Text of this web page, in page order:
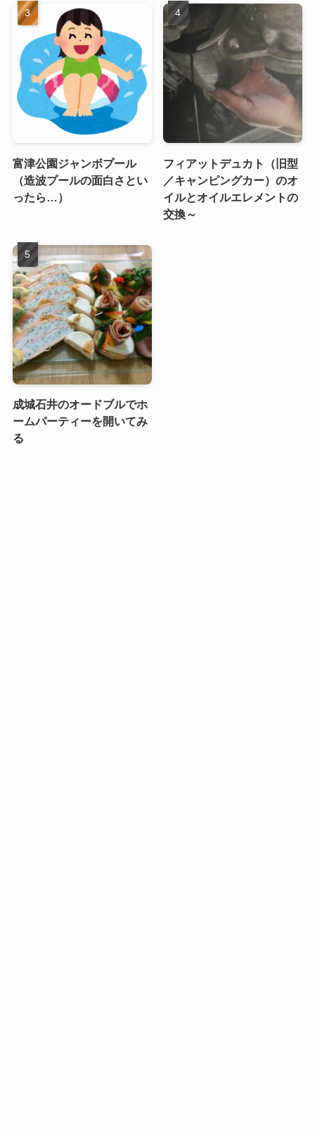
富津公園ジャンボプール
（造波プールの面白さとい
ったら…）
フィアットデュカト（旧型
／キャンピングカー）のオ
イルとオイルエレメントの
交換～
成城石井のオードブルでホ
ームパーティーを開いてみ
る